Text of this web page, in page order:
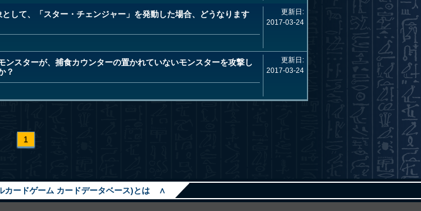
して、「スター・チェンジャー」を発動した場合、どうなります
更新日:
2017-03-24
ンスターが、捕食カウンターの置かれていないモンスターを攻撃し
？
更新日:
2017-03-24
1
カードゲーム カードデータベース)とは ∧